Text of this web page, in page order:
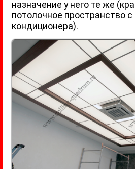
назначение у него те же
потолочное пространство
кондиционера).